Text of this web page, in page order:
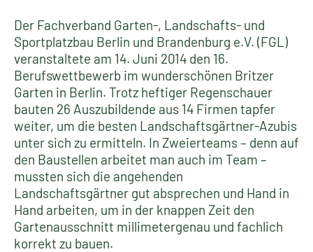
Der Fachverband Garten-, Landschafts- und
Sportplatzbau Berlin und Brandenburg e.V. (FGL)
veranstaltete am 14. Juni 2014 den 16.
Berufswettbewerb im wunderschönen Britzer
Garten in Berlin. Trotz heftiger Regenschauer
bauten 26 Auszubildende aus 14 Firmen tapfer
weiter, um die besten Landschaftsgärtner-Azubis
unter sich zu ermitteln. In Zweierteams – denn auf
den Baustellen arbeitet man auch im Team –
mussten sich die angehenden
Landschaftsgärtner gut absprechen und Hand in
Hand arbeiten, um in der knappen Zeit den
Gartenausschnitt millimetergenau und fachlich
korrekt zu bauen.